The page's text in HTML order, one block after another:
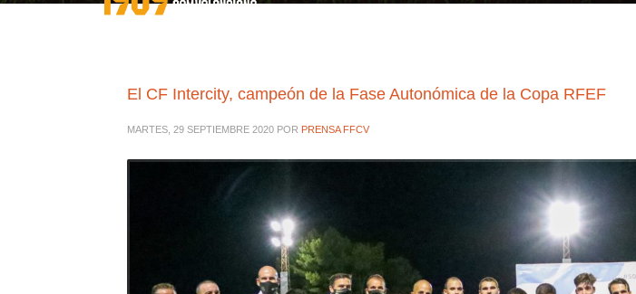
El CF Intercity, campeón de la Fase Autonómica de la Copa RFEF
MARTES, 29 SEPTIEMBRE 2020 POR PRENSA FFCV